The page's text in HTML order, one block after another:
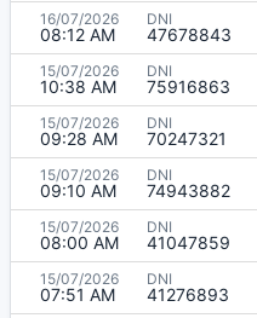
16/07/2026
08:12 AM
DNI
47678843
15/07/2026
10:38 AM
DNI
75916863
15/07/2026
09:28 AM
DNI
70247321
15/07/2026
09:10 AM
DNI
74943882
15/07/2026
08:00 AM
DNI
41047859
15/07/2026
07:51 AM
DNI
41276893